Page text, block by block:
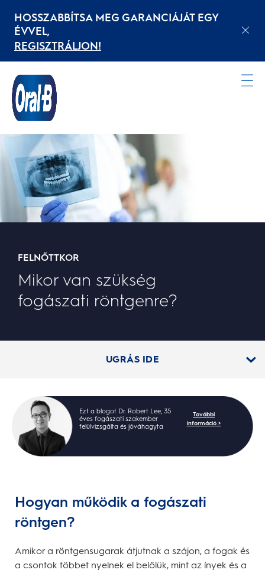
HOSSZABBÍTSA MEG GARANCIÁJÁT EGY
ÉVVEL,
REGISZTRÁLJON!
FELNŐTTKOR
Mikor van szükség
fogászati röntgenre?
UGRÁS IDE
Ezt a blogot Dr. Robert Lee, 35
éves fogászati szakember
felülvizsgálta és jóváhagyta
További
információ >
Hogyan működik a fogászati
röntgen?
Amikor a röntgensugarak átjutnak a szájon, a fogak és
a csontok többet nyelnek el belőlük, mint az ínyek és a